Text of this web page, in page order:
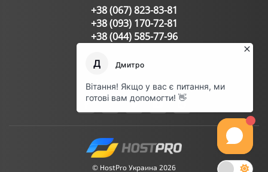
© HostPro Украина 2026
+38 (067) 823-83-81
+38 (093) 170-72-81
+38 (044) 585-77-96
Мы в соц.сетях: